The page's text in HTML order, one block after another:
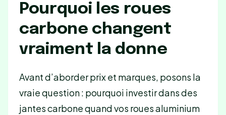
Pourquoi les roues
carbone changent
vraiment la donne
Avant d’aborder prix et marques, posons la
vraie question : pourquoi investir dans des
jantes carbone quand vos roues aluminium